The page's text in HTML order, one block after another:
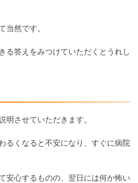
当然です。
る答えをみつけていただくとうれし
明させていただきます。
るくなると不安になり、すぐに病院
安心するものの、翌日には何か怖い